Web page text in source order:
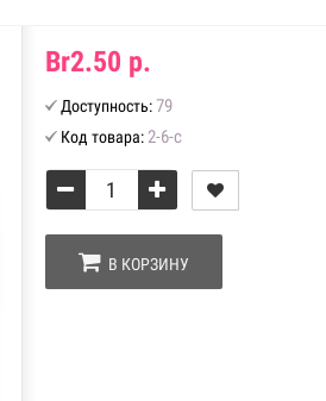
Br2.50 р.
Доступность:79
Код товара: 2-6-с
В КОРЗИНУ